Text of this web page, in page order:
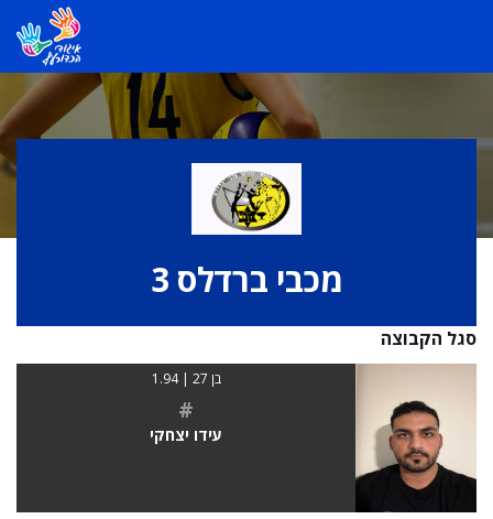
מכבי ברדלס 3
סגל הקבוצה
בן 27 | 1.94
#
עידו יצחקי